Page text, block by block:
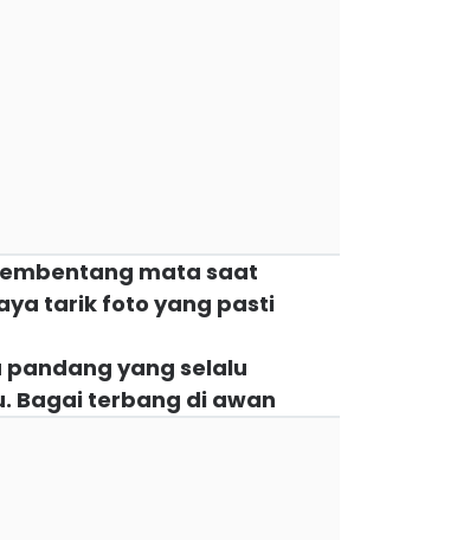
mata saat
tarik foto yang pasti
yang selalu
Bagai terbang di awan